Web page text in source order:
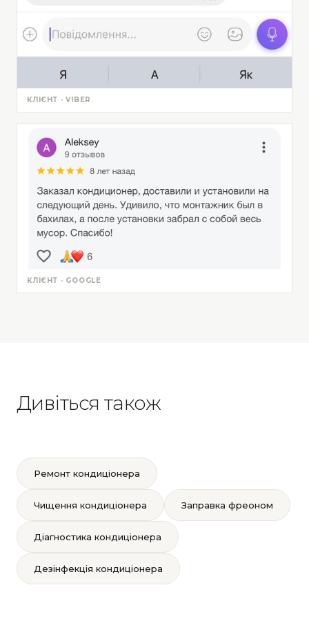
КЛІЄНТ · VIBER
КЛІЄНТ · GOOGLE
Дивіться також
Ремонт кондиціонера
Чищення кондиціонера Заправка фреоном
Діагностика кондиціонера
Дезінфекція кондиціонера